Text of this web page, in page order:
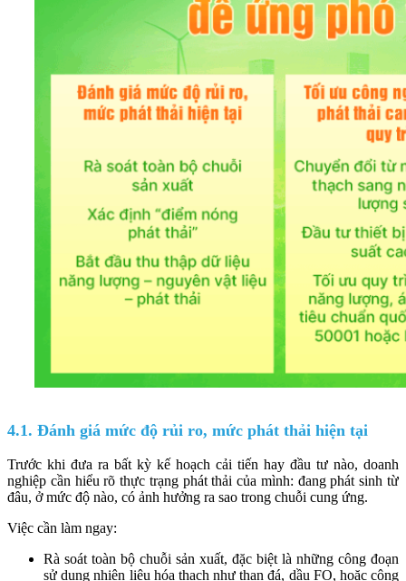
4.1. Đánh giá mức độ rủi ro, mức phát thải hiện tại
Trước khi đưa ra bất kỳ kế hoạch cải tiến hay đầu tư nào, doanh
nghiệp cần hiểu rõ thực trạng phát thải của mình: đang phát sinh từ
đâu, ở mức độ nào, có ảnh hưởng ra sao trong chuỗi cung ứng.
Việc cần làm ngay:
Rà soát toàn bộ chuỗi sản xuất, đặc biệt là những công đoạn
sử dụng nhiên liệu hóa thạch như than đá, dầu FO, hoặc công